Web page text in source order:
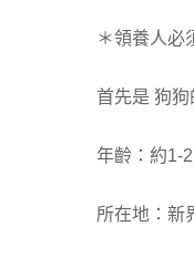
＊領養人必
首先是 狗狗
年齡：約1-
所在地：新